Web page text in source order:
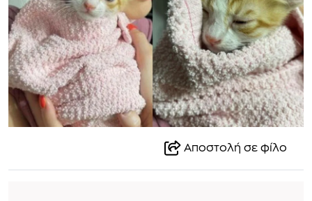
Αποστολή σε φίλο